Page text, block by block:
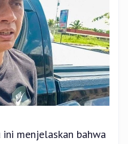
ini menjelaskan bahwa